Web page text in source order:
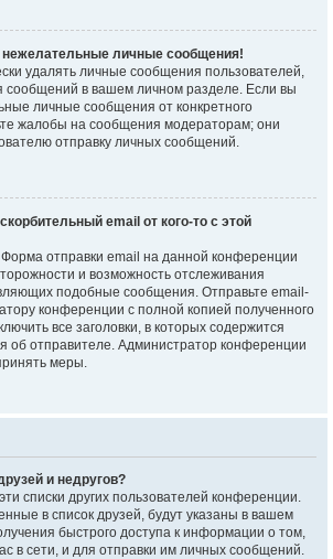
личные сообщения!
удалять личные сообщения пользователей,
сообщений в вашем личном разделе. Если вы
личные сообщения от конкретного
жалобы на сообщения модераторам; они
отправку личных сообщений.
email от кого-то с этой
отправки email на данной конференции
и возможность отслеживания
подобные сообщения. Отправьте email-
конференции с полной копией полученного
все заголовки, в которых содержится
об отправителе. Администратор конференции
меры.
и недругов?
списки других пользователей конференции.
в список друзей, будут указаны в вашем
быстрого доступа к информации о том,
в сети, и для отправки им личных сообщений.